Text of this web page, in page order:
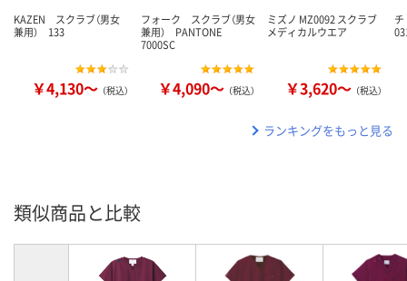
KAZEN スクラブ（男女
兼用） 133
￥4,130～ （税込）
フォーク スクラブ（男女
兼用） PANTONE
7000SC
￥4,090～ （税込）
ミズノ MZ0092 スクラブ
メディカルウエア
￥3,620～ （税込）
ランキングをもっと見る
類似商品と比較